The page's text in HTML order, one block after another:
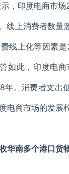
，印度电商市
线上消费者数量
线上化等因素
如此，印度电
年。消费者支出
电商市场的发展桎
华南多个港口货